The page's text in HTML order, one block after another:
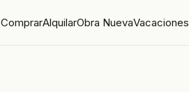
ComprarAlquilarObra NuevaVacaciones